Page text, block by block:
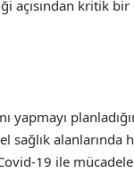
açısından kritik
yapmayı
sağlık alanlarında
19 ile mücadele